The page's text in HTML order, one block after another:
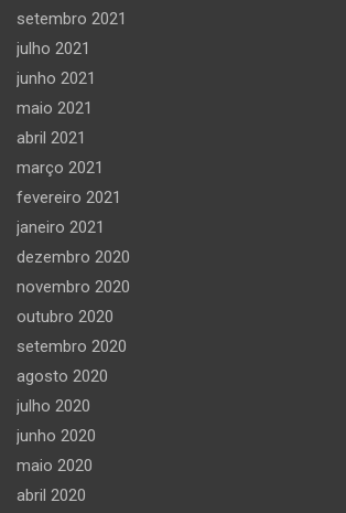
setembro 2021
julho 2021
junho 2021
maio 2021
abril 2021
março 2021
fevereiro 2021
janeiro 2021
dezembro 2020
novembro 2020
outubro 2020
setembro 2020
agosto 2020
julho 2020
junho 2020
maio 2020
abril 2020